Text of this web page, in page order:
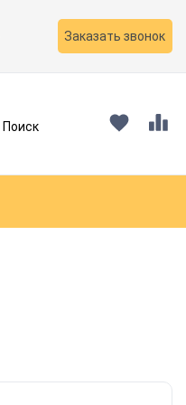
Заказать звонок
Поиск